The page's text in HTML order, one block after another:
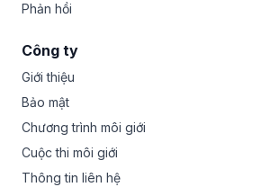
Phản hồi
Công ty
Giới thiệu
Bảo mật
Chương trình môi giới
Cuộc thi môi giới
Thông tin liên hệ